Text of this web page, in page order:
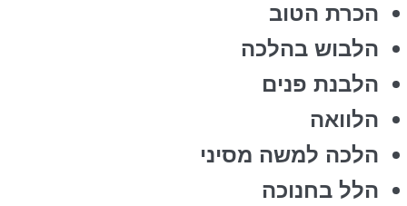
הכרת הטוב
הלבוש בהלכה
הלבנת פנים
הלוואה
הלכה למשה מסיני
הלל בחנוכה